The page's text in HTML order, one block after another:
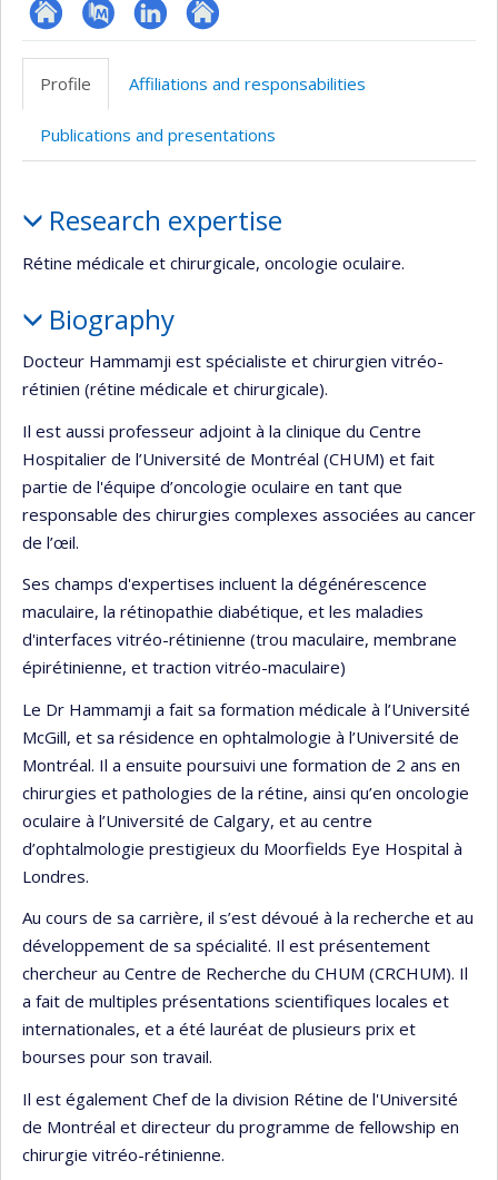
Site
l’unité
de
PubMedLinkedInAutre
Profile Affiliations and responsabilities
Publications and presentations
Research expertise
Rétine médicale et chirurgicale, oncologie oculaire.
Biography
Docteur Hammamji est spécialiste et chirurgien vitréo-
rétinien (rétine médicale et chirurgicale).
Il est aussi professeur adjoint à la clinique du Centre
Hospitalier de l’Université de Montréal (CHUM) et fait
partie de l'équipe d’oncologie oculaire en tant que
responsable des chirurgies complexes associées au cancer
de l’œil.
Ses champs d'expertises incluent la dégénérescence
maculaire, la rétinopathie diabétique, et les maladies
d'interfaces vitréo-rétinienne (trou maculaire, membrane
épirétinienne, et traction vitréo-maculaire)​
Le Dr Hammamji a fait sa formation médicale à l’Université
McGill, et sa résidence en ophtalmologie à l’Université de
Montréal. Il a ensuite poursuivi une formation de 2 ans en
chirurgies et pathologies de la rétine, ainsi qu’en oncologie
oculaire à l’Université de Calgary, et au centre
d’ophtalmologie prestigieux du Moorfields Eye Hospital à
Londres.
Au cours de sa carrière, il s’est dévoué à la recherche et au
développement de sa spécialité. Il est présentement
chercheur au Centre de Recherche du CHUM (CRCHUM). Il
a fait de multiples présentations scientifiques locales et
internationales, et a été lauréat de plusieurs prix et
bourses pour son travail.
Il est également Chef de la division Rétine de l'Université
de Montréal et directeur du programme de fellowship en
chirurgie vitréo-rétinienne.